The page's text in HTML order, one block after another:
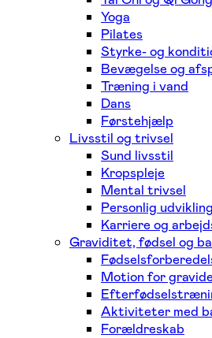
Yoga
Pilates
Styrke- og
Bevægelse og
Træning i vand
Dans
Førstehjælp
Livsstil og trivsel
Sund livsstil
Kropspleje
Mental trivsel
Personlig udvikling
Karriere og
Graviditet, fødsel og
Motion for
Aktiviteter med
Forældreskab